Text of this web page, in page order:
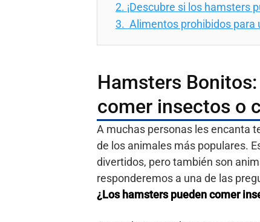
2. ¡Descubre si los hamsters
3. Alimentos prohibidos para
Hamsters
comer insectos o
A muchas personas les encanta
de los animales más populares.
divertidos, pero también son
responderemos a una de las
¿Los hamsters pueden comer